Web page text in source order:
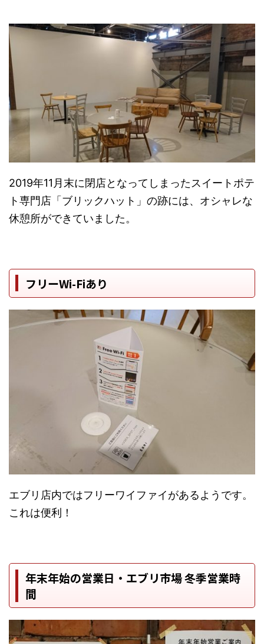
2019年11月末に閉店となってしまったスイートポテ
ト専門店「ブリックハット」の跡には、オシャレな
休憩所ができていました。
フリーWi-Fiあり
エブリ店内ではフリーワイファイがあるようです。
これは便利！
年末年始の営業日・エブリ市場 冬季営業時
間